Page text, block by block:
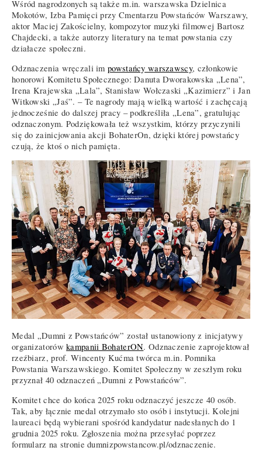
Wśród nagrodzonych są także m.in. warszawska Dzielnica
Mokotów, Izba Pamięci przy Cmentarzu Powstańców Warszawy,
aktor Maciej Zakościelny, kompozytor muzyki filmowej Bartosz
Chajdecki, a także autorzy literatury na temat powstania czy
działacze społeczni.
Odznaczenia wręczali impowstańcy warszawscy, członkowie
honorowi Komitetu Społecznego: Danuta Dworakowska „Lena”,
Irena Krajewska „Lala”, Stanisław Wołczaski „Kazimierz” i Jan
Witkowski „Jaś”. – Te nagrody mają wielką wartość i zachęcają
jednocześnie do dalszej pracy – podkreśliła „Lena”, gratulując
odznaczonym. Podziękowała też wszystkim, którzy przyczynili
się do zainicjowania akcji BohaterOn, dzięki której powstańcy
czują, że ktoś o nich pamięta.
Medal „Dumni z Powstańców” został ustanowiony z inicjatywy
organizatorówkampanii BohaterON. Odznaczenie zaprojektował
rzeźbiarz, prof. Wincenty Kućma twórca m.in. Pomnika
Powstania Warszawskiego. Komitet Społeczny w zeszłym roku
przyznał 40 odznaczeń „Dumni z Powstańców”.
Komitet chce do końca 2025 roku odznaczyć jeszcze 40 osób.
Tak, aby łącznie medal otrzymało sto osób i instytucji. Kolejni
laureaci będą wybierani spośród kandydatur nadesłanych do 1
grudnia 2025 roku. Zgłoszenia można przesyłać poprzez
formularz na stronie dumnizpowstancow.pl/odznaczenie.